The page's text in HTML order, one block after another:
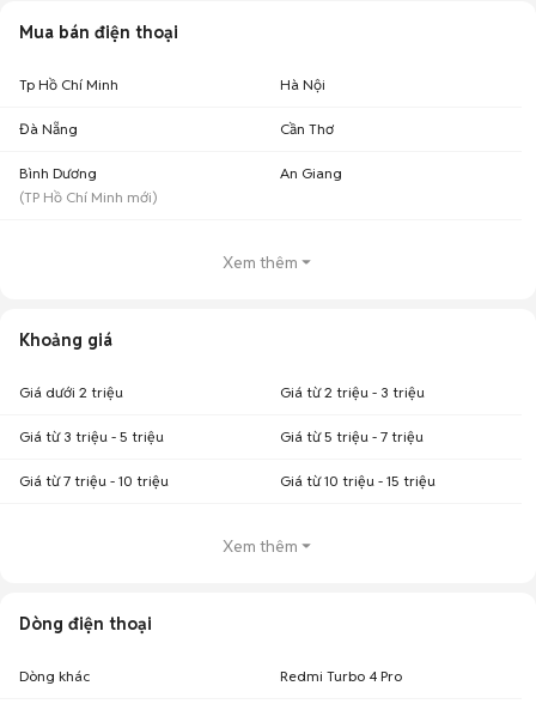
Mua bán điện thoại
Tp Hồ Chí Minh Hà Nội
Đà Nẵng Cần Thơ
Bình Dương
(TP Hồ Chí Minh mới)
An Giang
Xem thêm
Khoảng giá
Giá dưới 2 triệu Giá từ 2 triệu - 3 triệu
Giá từ 3 triệu - 5 triệu Giá từ 5 triệu - 7 triệu
Giá từ 7 triệu - 10 triệu Giá từ 10 triệu - 15 triệu
Xem thêm
Dòng điện thoại
Dòng khác Redmi Turbo 4 Pro